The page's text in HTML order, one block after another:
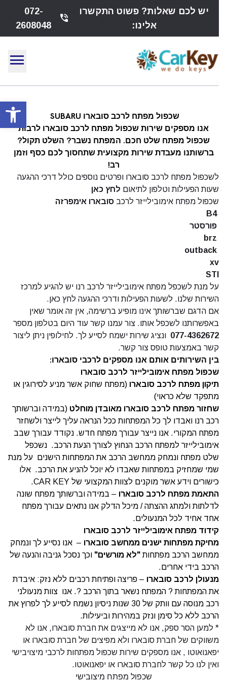
יש לכם שאלות? פשוט התקשרו
אלינו:
phone_in_talk
072-
2608048
menu
שכפול מפתח לרכב סובארו SUBARU
אנו מספקים שירות שכפול מפתח לרכב סובארו לרבות
שכפול מפתח שלט חכם. המפתח נשבר? השלט תקול?
ברשותנו מעבדת שירות מקצועית שתחסוך לכם כסף וזמן
רב!
לשכפול מפתח לרכב סובארו ופרטים נוספים כולל דרכי ההגעה
שעות הפעילות וטלפון לתיאום לחץ כאן
שכפול מפתח אימובילייזר לרכב סובארו אימפרזה
B4
פורסטר
xv
STI
על מנת לשכפל מפתח אימובילייזר לרכב רנו יש להגיע למרכז
השירות שלנו. לשעות הפעילות ודרכי ההגעה לחץ כאן.
אם הדגם שברשותך אינו מופיע ברשימה, אין זה אומר שאין
באפשרותנו לשכפל אותו. צור עמנו קשר עוד היום בטלפון מספר
077-4362672 ונציג שירות ישמח לסייע לך. לחילופין ניתן ליצור
קשר באמצעות טופס צור קשר.
בין השירותים אותם אנו מספקים לרכבי סובארו:
שכפול מפתח אימובילייזר לרכב סובארו
תיקון מפתח לרכב סובארו (מפתח שחוק אשר מניע לסירוגין או
מתפקד שלא כראוי)
שחזור מפתח לרכב סובארו מאובדן מוחלט (במידה וברשותך
רכב רנו ואבדו לך כל המפתחות ככל הנראה עליך לייצר ולשחזר
מפתח המקורי. אנו נייצר עבורך מפתח חדש. נקודד עבורך שבב
אימובילייזר למפתח הרכב הנחוץ לצורך הנעת הרכב. נשכפל
שלט מפתח ונמחק ממחשב הרכב את המפתחות הישנים על מנת
שמי שמחזיק במפתחות שאבדו לא יוכל להניע את הרכב. אלו
כישורים וידע אשר מוקנים לצוות המקצועי של CAR KEY.
התאמת מפתח לרכב סובארו – במידה וברשותך מפתח שונה
לדלתות ולמתג ההצתה / מיכל הדלק אנו נתאים עבורך מפתח
אחד אחיד לכל המנעולים.
קידוד מפתח אימובילייזר לרכב סובארו
מחיקת מפתחות ישנים ממחשב סובארו – אנו נסייע לך ונמחק
ממחשב הרכב מפתחות "לא מורשים" וכך נסכל גניבה והנעה של
הרכב בידי אחרים.
מנעולן לרכב סובארו – פריצה ופתיחת רכבים ללא נזק: איבדת
את המפתחות ? המפתח נשאר בתוך הרכב ?. אנו צוות מנעולני
רכב מנוסה עם וותק של 30 שנות ניסיון נשמח לסייע לך לפרוץ את
הרכב ללא כל סימן ונזק במהירות וביעילות.
* למען הסר ספק, אנו לא מייצגים את חברת סובארו, אנו לא
משווקים של חברת סובארו ולא מפיצים של חברת סובארו או
יפאנואוטו , אנו מספקים שירות שכפול מפתחות לרכבי מיצויבישי
ואין לנו כל קשר לחברת סובארו או יפאנואוטו.
שכפול מפתח מיצובישי